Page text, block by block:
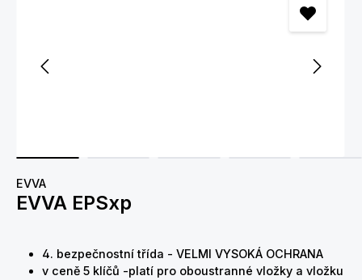
EVVA
EVVA EPSxp
4. bezpečnostní třída - VELMI VYSOKÁ OCHRANA
v ceně 5 klíčů -platí pro oboustranné vložky a vložku